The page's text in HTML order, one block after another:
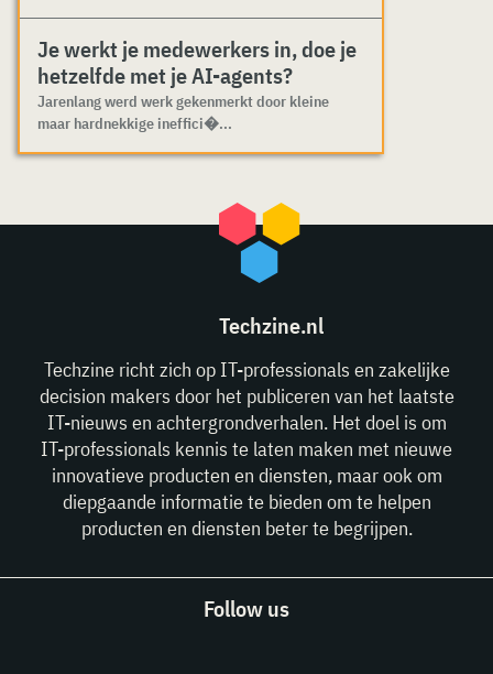
Je werkt je medewerkers in, doe je
hetzelfde met je AI-agents?
Jarenlang werd werk gekenmerkt door kleine
maar hardnekkige ineffici�...
Techzine.nl
Techzine richt zich op IT-professionals en zakelijke
decision makers door het publiceren van het laatste
IT-nieuws en achtergrondverhalen. Het doel is om
IT-professionals kennis te laten maken met nieuwe
innovatieve producten en diensten, maar ook om
diepgaande informatie te bieden om te helpen
producten en diensten beter te begrijpen.
Follow us